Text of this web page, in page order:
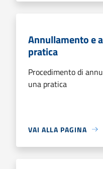
Annullamento e
pratica
Procedimento di
una pratica
VAI ALLA PAGINA